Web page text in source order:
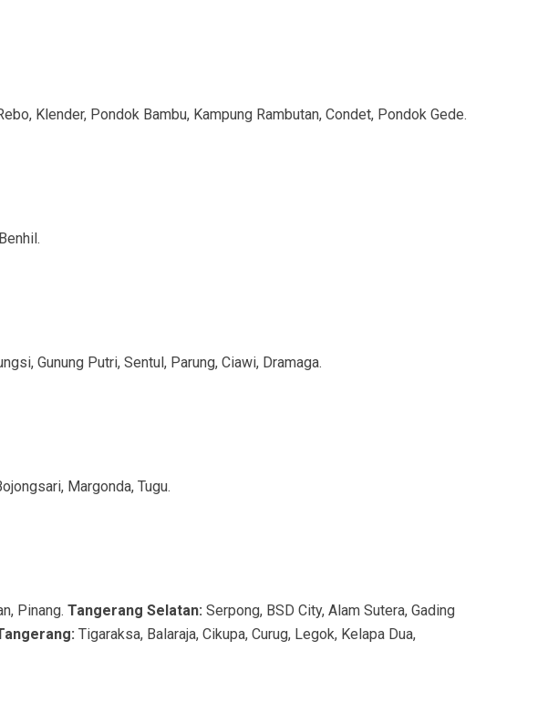
Klender, Pondok Bambu, Kampung Rambutan, Condet, Pondok Gede.
Gunung Putri, Sentul, Parung, Ciawi, Dramaga.
Margonda, Tugu.
Pinang. Tangerang Selatan: Serpong, BSD City, Alam Sutera, Gading
Tigaraksa, Balaraja, Cikupa, Curug, Legok, Kelapa Dua,